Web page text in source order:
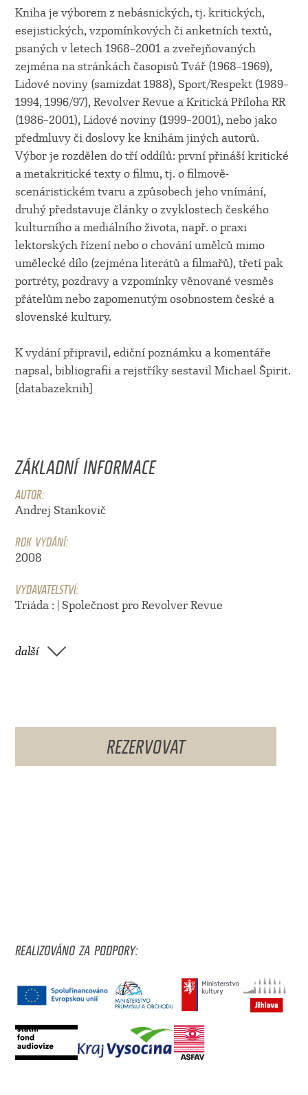
Kniha je výborem z nebásnických, tj. kritických,
esejistických, vzpomínkových či anketních textů,
psaných v letech 1968–2001 a zveřejňovaných
zejména na stránkách časopisů Tvář (1968–1969),
Lidové noviny (samizdat 1988), Sport/Respekt (1989–
1994, 1996/97), Revolver Revue a Kritická Příloha RR
(1986–2001), Lidové noviny (1999–2001), nebo jako
předmluvy či doslovy ke knihám jiných autorů.
Výbor je rozdělen do tří oddílů: první přináší kritické
a metakritické texty o filmu, tj. o filmově-
scenáristickém tvaru a způsobech jeho vnímání,
druhý představuje články o zvyklostech českého
kulturního a mediálního života, např. o praxi
lektorských řízení nebo o chování umělců mimo
umělecké dílo (zejména literátů a filmařů), třetí pak
portréty, pozdravy a vzpomínky věnované vesměs
přátelům nebo zapomenutým osobnostem české a
slovenské kultury.
K vydání připravil, ediční poznámku a komentáře
napsal, bibliografii a rejstříky sestavil Michael Špirit.
[databazeknih]
ZÁKLADNÍ INFORMACE
AUTOR:
Andrej Stankovič
ROK VYDÁNÍ:
2008
VYDAVATELSTVÍ:
Triáda : | Společnost pro Revolver Revue
další
REZERVOVAT
REALIZOVÁNO ZA PODPORY: